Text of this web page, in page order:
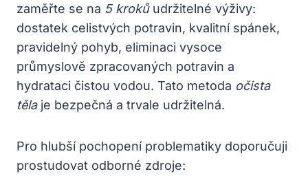
zaměřte se na 5 krokůudržitelné výživy:
dostatek celistvých potravin, kvalitní spánek,
pravidelný pohyb, eliminaci vysoce
průmyslově zpracovaných potravin a
hydrataci čistou vodou. Tato metoda očista
tělaje bezpečná a trvale udržitelná.
Pro hlubší pochopení problematiky doporučuji
prostudovat odborné zdroje: